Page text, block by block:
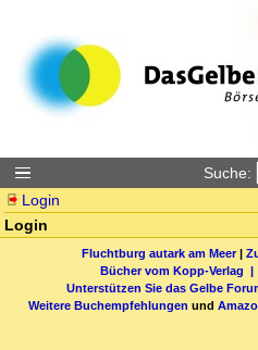
Suche:
Login
Login
Fluchtburg autark am Meer|
Bücher vom Kopp-Verlag |
Unterstützen Sie das Gelbe
Weitere Buchempfehlungen und